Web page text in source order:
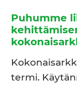
Puhumme
termi.